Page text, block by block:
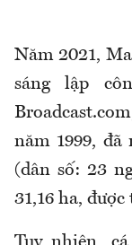
Năm 2021,
sáng lập
năm 1999,
(dân số: 23
31,16 ha,